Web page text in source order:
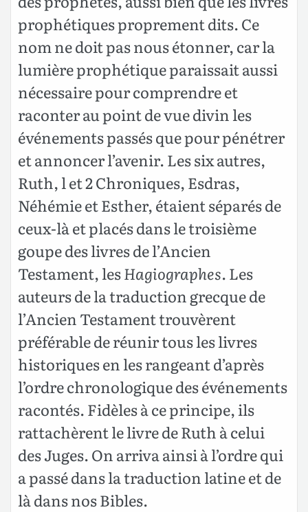
prophétiques proprement dits. Ce
nom ne doit pas nous étonner, car la
lumière prophétique paraissait aussi
nécessaire pour comprendre et
raconter au point de vue divin les
événements passés que pour pénétrer
et annoncer l’avenir. Les six autres,
Ruth, l et 2 Chroniques, Esdras,
Néhémie et Esther, étaient séparés de
ceux-là et placés dans le troisième
goupe des livres de l’Ancien
Testament, lesHagiographes. Les
auteurs de la traduction grecque de
l’Ancien Testament trouvèrent
préférable de réunir tous les livres
historiques en les rangeant d’après
l’ordre chronologique des événements
racontés. Fidèles à ce principe, ils
rattachèrent le livre de Ruth à celui
des Juges. On arriva ainsi à l’ordre qui
a passé dans la traduction latine et de
là dans nos Bibles.